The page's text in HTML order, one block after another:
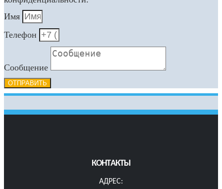
Имя
Телефон
Сообщение
ОТПРАВИТЬ
КОНТАКТЫ
АДРЕС: